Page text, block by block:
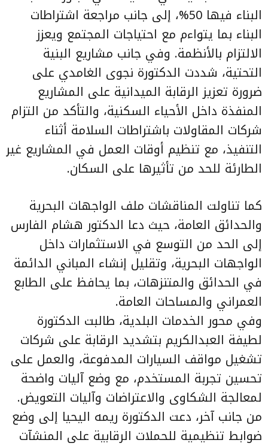
البناء فيها 50%، إلى جانب مراجعة اشتراطات
البناء بما يتواءم مع احتياجات المجتمع ويعزز
الالتزام بالأنظمة. وفي جانب مشاريع البنية
التحتية، شددت الدكتورة نجوى الغامدي على
ضرورة تعزيز الرقابة الميدانية على المشاريع
المنفذة داخل الأحياء السكنية، والتأكد من التزام
شركات المقاولات باشتراطات السلامة أثناء
التنفيذ، مع تنظيم أوقات العمل في المشاريع غير
الطارئة للحد من تأثيرها على السكان.
كما تناولت المناقشات ملف الواجهات البحرية
والحدائق العامة، حيث دعا الدكتور هشام الفارس
إلى الحد من التوسع في الاستثمارات داخل
الواجهات البحرية، وتقليل إنشاء المباني الدائمة
في الحدائق والمتنزهات، بما يحافظ على الطابع
العمراني والمساحات العامة.
وفي محور الخدمات البلدية، طالبت الدكتورة
لطيفة العبدالكريم بتشديد الرقابة على شركات
تشغيل مواقف السيارات المدفوعة، والعمل على
تحسين تجربة المستخدم، مع وضع آليات واضحة
لمعالجة الشكاوى والاعتراضات وآليات التعويض.
من جانب آخر، دعت الدكتورة ريمه اليحيا إلى وضع
ضوابط تنظيمية للحملات الرقابية على المنشآت